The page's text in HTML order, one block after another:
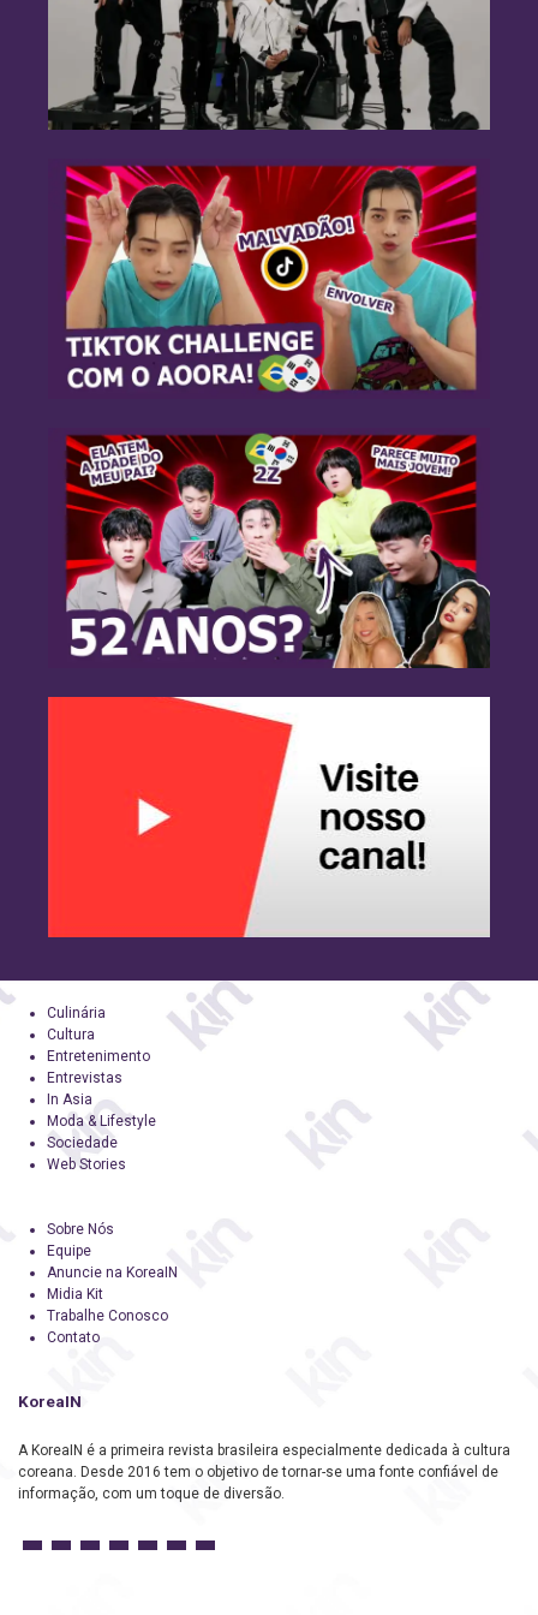
Culinária
Cultura
Entretenimento
Entrevistas
In Asia
Moda & Lifestyle
Sociedade
Web Stories
Sobre Nós
Equipe
Anuncie na KoreaIN
Midia Kit
Trabalhe Conosco
Contato
KoreaIN
A KoreaIN é a primeira revista brasileira especialmente dedicada à cultura
coreana. Desde 2016 tem o objetivo de tornar-se uma fonte confiável de
informação, com um toque de diversão.